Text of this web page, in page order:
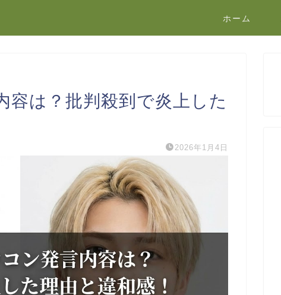
ホーム
容は？批判殺到で炎上した
2026年1月4日